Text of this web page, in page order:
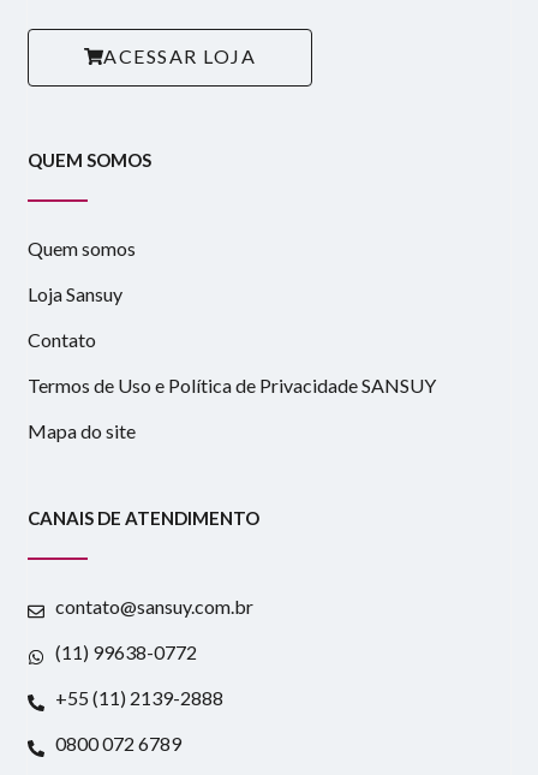
ACESSAR LOJA
QUEM SOMOS
Quem somos
Loja Sansuy
Contato
Termos de Uso e Política de Privacidade SANSUY
Mapa do site
CANAIS DE ATENDIMENTO
contato@sansuy.com.br
(11) 99638-0772
+55 (11) 2139-2888
0800 072 6789